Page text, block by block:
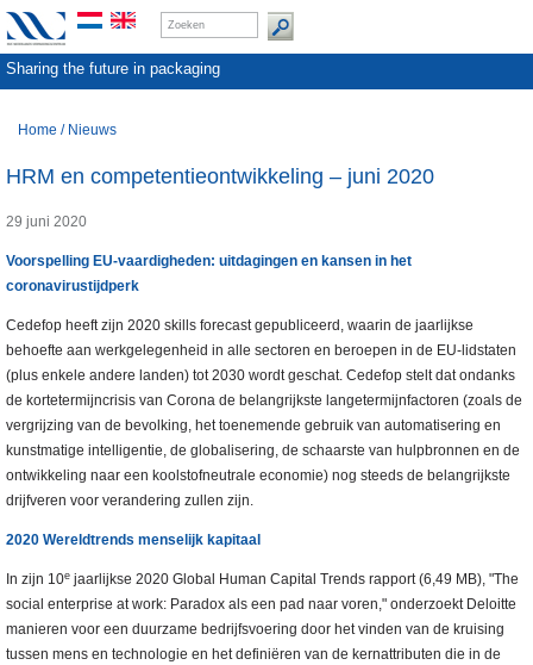
Sharing the future in packaging
Home / Nieuws
HRM en competentieontwikkeling – juni 2020
29 juni 2020
Voorspelling EU-vaardigheden: uitdagingen en kansen in het
coronavirustijdperk
Cedefop heeft zijn 2020 skills forecast gepubliceerd, waarin de jaarlijkse
behoefte aan werkgelegenheid in alle sectoren en beroepen in de EU-lidstaten
(plus enkele andere landen) tot 2030 wordt geschat. Cedefop stelt dat ondanks
de kortetermijncrisis van Corona de belangrijkste langetermijnfactoren (zoals de
vergrijzing van de bevolking, het toenemende gebruik van automatisering en
kunstmatige intelligentie, de globalisering, de schaarste van hulpbronnen en de
ontwikkeling naar een koolstofneutrale economie) nog steeds de belangrijkste
drijfveren voor verandering zullen zijn.
2020 Wereldtrends menselijk kapitaal
In zijn 10e jaarlijkse 2020 Global Human Capital Trends rapport (6,49 MB), "The
social enterprise at work: Paradox als een pad naar voren," onderzoekt Deloitte
manieren voor een duurzame bedrijfsvoering door het vinden van de kruising
tussen mens en technologie en het definiëren van de kernattributen die in de